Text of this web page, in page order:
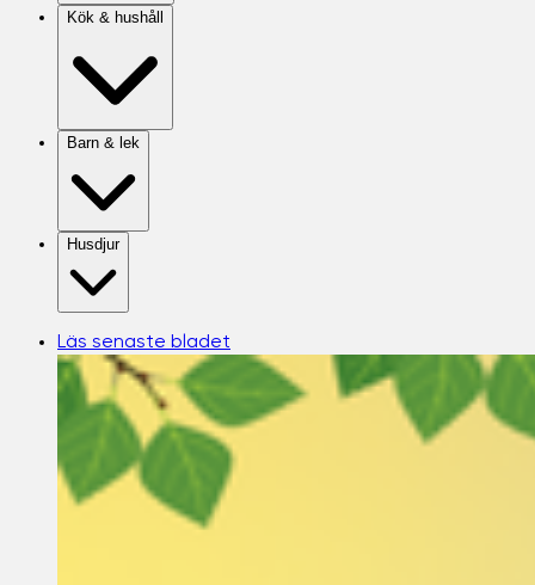
Kök & hushåll
Barn & lek
Husdjur
Läs senaste bladet